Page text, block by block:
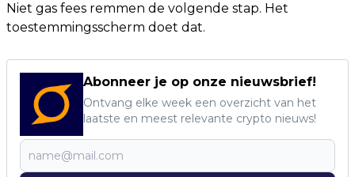
Niet gas fees remmen de volgende stap. Het
toestemmingsscherm doet dat.
Abonneer je op onze nieuwsbrief!
Ontvang elke week een overzicht van het
laatste en meest relevante crypto nieuws!